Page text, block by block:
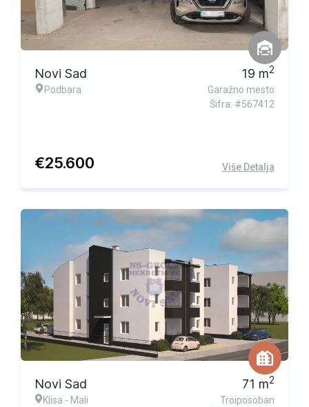
Novi Sad
Podbara
19 m2
Garažno mesto
Šifra: #567412
€25.600 Više Detalja
Novi Sad
Klisa - Mali
71 m2
Troiposoban